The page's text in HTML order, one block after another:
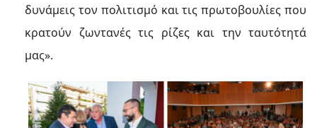
δυνάμεις τον πολιτισμό και τις πρωτοβουλίες που
κρατούν ζωντανές τις ρίζες και την ταυτότητά
μας».